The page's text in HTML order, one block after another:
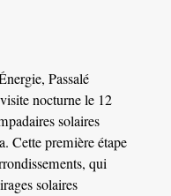
Passalé
nocturne le 12
solaires
Cette première étape
qui
solaires